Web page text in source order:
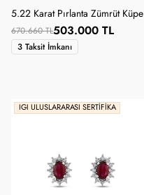
5.22 Karat Pırlanta Zümrüt Küpe
670.660 TL503.000 TL
3 Taksit İmkanı
IGI ULUSLARARASI SERTIFIKA